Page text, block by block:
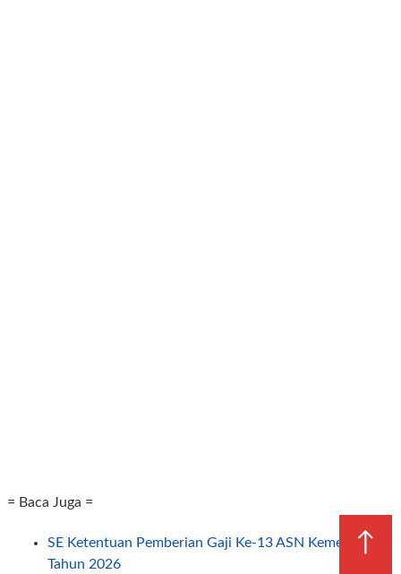
= Baca Juga =
SE Ketentuan Pemberian Gaji Ke-13 ASN Kemenag
Tahun 2026
↑